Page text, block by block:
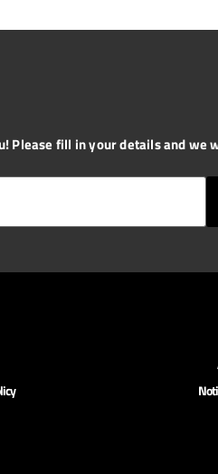
Please fill in your details and